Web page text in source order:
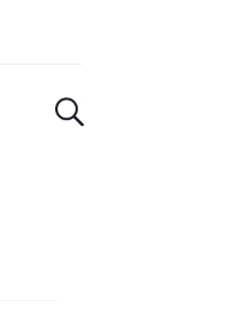
Поиск по сайту